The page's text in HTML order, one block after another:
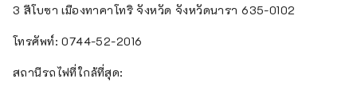
3 สึโบซา เมืองทาคาโทริ จังหวัด จังหวัดนารา 635-0102
โทรศัพท์: 0744-52-2016
สถานีรถไฟที่ใกล้ที่สุด: